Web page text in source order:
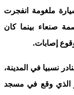
ملغومة انفجرت
صنعاء بينما كان
إصابات.
نسبيا في المدينة،
الذي وقع في مسجد